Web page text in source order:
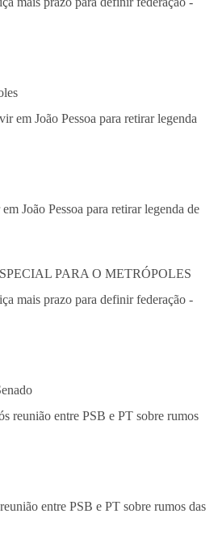
João Pessoa para retirar legenda de
PARA O METRÓPOLES
entre PSB e PT sobre rumos das